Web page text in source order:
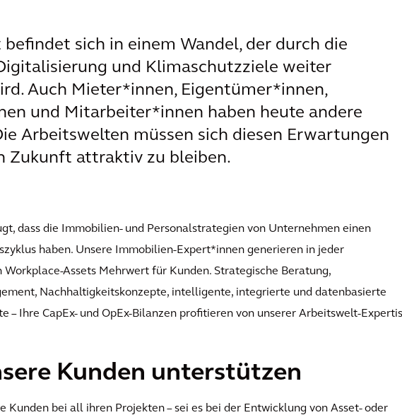
sich in einem Wandel, der durch die
und Klimaschutzziele weiter
Auch Mieter*innen, Eigentümer*innen,
und Mitarbeiter*innen haben heute andere
Arbeitswelten müssen sich diesen Erwartungen
Zukunft attraktiv zu bleiben.
dass die Immobilien- und Personalstrategien von Unternehmen einen
haben. Unsere Immobilien-Expert*innen generieren in jeder
Workplace-Assets Mehrwert für Kunden. Strategische Beratung,
Nachhaltigkeitskonzepte, intelligente, integrierte und datenbasierte
– Ihre CapEx- und OpEx-Bilanzen profitieren von unserer Arbeitswelt-
Kunden unterstützen
Kunden bei all ihren Projekten – sei es bei der Entwicklung von Asset- oder